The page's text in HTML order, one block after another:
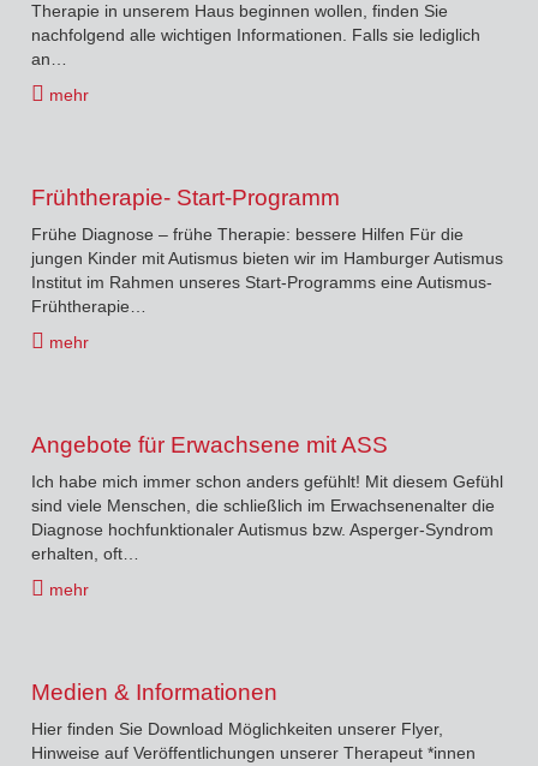
Therapie in unserem Haus beginnen wollen, finden Sie
nachfolgend alle wichtigen Informationen. Falls sie lediglich
an…
mehr
Frühtherapie- Start-Programm
Frühe Diagnose – frühe Therapie: bessere Hilfen Für die
jungen Kinder mit Autismus bieten wir im Hamburger Autismus
Institut im Rahmen unseres Start-Programms eine Autismus-
Frühtherapie…
mehr
Angebote für Erwachsene mit ASS
Ich habe mich immer schon anders gefühlt! Mit diesem Gefühl
sind viele Menschen, die schließlich im Erwachsenenalter die
Diagnose hochfunktionaler Autismus bzw. Asperger-Syndrom
erhalten, oft…
mehr
Medien & Informationen
Hier finden Sie Download Möglichkeiten unserer Flyer,
Hinweise auf Veröffentlichungen unserer Therapeut *innen